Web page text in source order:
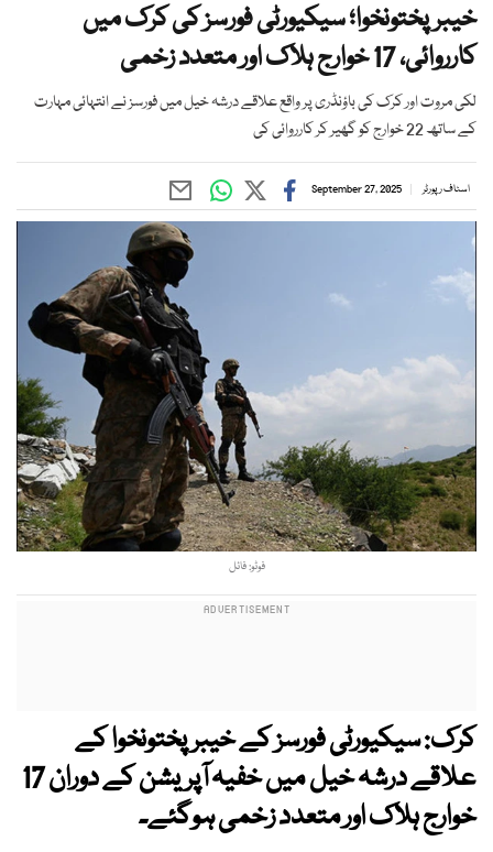
خیبرپختونخوا؛ سیکیورٹی فورسز کی کرک میں
کارروائی، 17 خوارج ہلاک اور متعدد زخمی
لکی مروت اور کرک کی باؤنڈری پر واقع علاقے درشہ خیل میں فورسز نے انتہائی مہارت
کے ساتھ 22 خوارج کو گھیر کر کارروائی کی
اسٹاف رپورٹر September 27, 2025
فوٹو: فائل
کرک: سیکیورٹی فورسز کے خیبرپختونخوا کے
علاقے درشہ خیل میں خفیہ آپریشن کے دوران 17
خوارج ہلاک اور متعدد زخمی ہوگئے۔